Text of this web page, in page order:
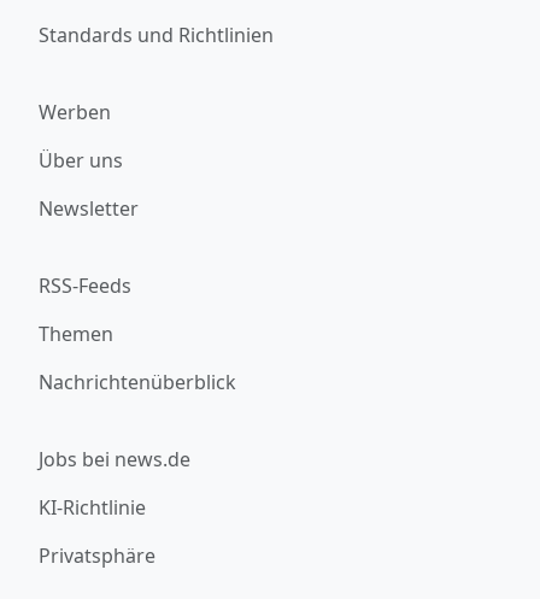
Standards und Richtlinien
Werben
Über uns
Newsletter
RSS-Feeds
Themen
Nachrichtenüberblick
Jobs bei news.de
KI-Richtlinie
Privatsphäre